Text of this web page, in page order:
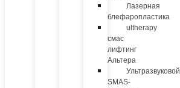
Лазерная
блефаропластика
ultherapy
смас
лифтинг
Альтера
Ультразвуковой
SMAS-